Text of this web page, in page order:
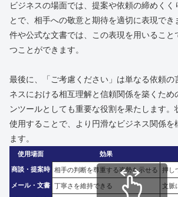
ビジネスの場面では、提案や依頼の締めくく
とで、相手への敬意と期待を適切に表現でき
件や公式な文書では、この表現を用いること
つことができます。
最後に、「ご考慮ください」は単なる依頼の
ネスにおける相互理解と信頼関係を築くため
ンツールとしても重要な役割を果たします。
使用することで、より円滑なビジネス関係を
ます。
使用場面 効果
商談・提案時 相手の判断を尊重する姿勢を示せる 押し
メール・文書 丁寧さを維持できる 文脈